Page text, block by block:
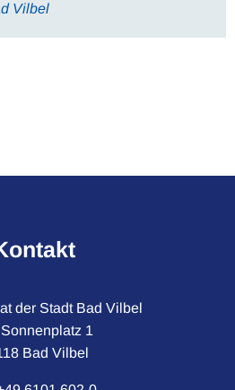
Vilbel
der Stadt Bad Vilbel
1
Bad Vilbel